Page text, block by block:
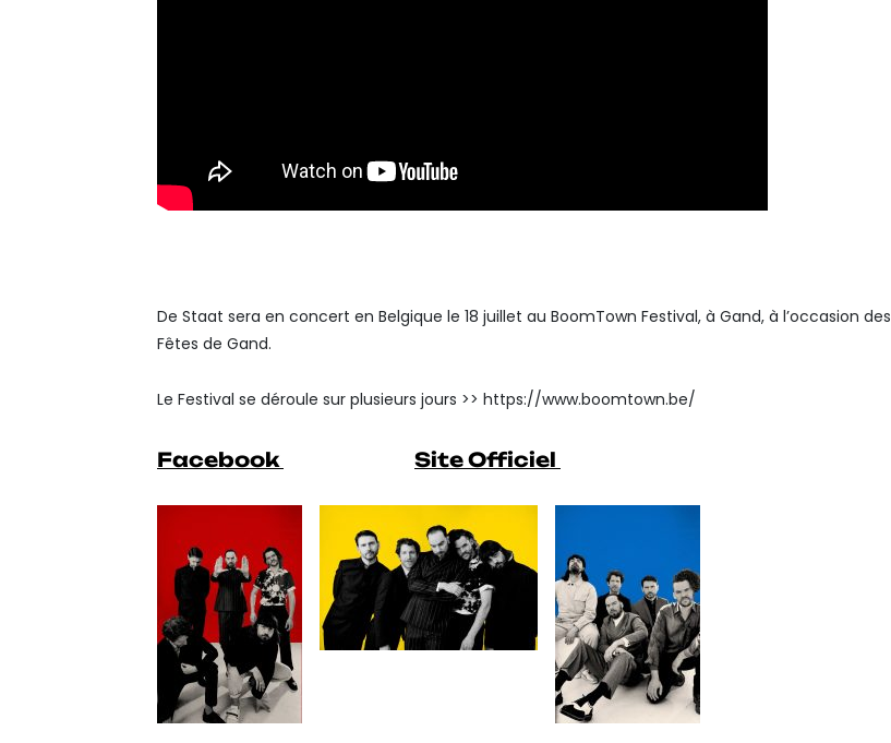
De Staat sera en concert en Belgique le 18 juillet au BoomTown Festival, à Gand, à l’occasion des
Fêtes de Gand.
Le Festival se déroule sur plusieurs jours >> https://www.boomtown.be/
Facebook Site Officiel